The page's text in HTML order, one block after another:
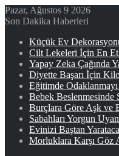
Pazar, Ağustos 9 2026
Son Dakika Haberleri
Küçük Ev
Cilt Lekeleri İçin En
Yapay Zeka Çağında
Diyette Başarı İçin
Eğitimde
Bebek Beslenmesinde
Burçlara Göre Aşk ve
Sabahları Yorgun
Evinizi Baştan
Morluklara Karşı Göz